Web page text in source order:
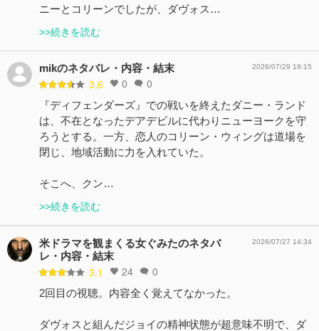
ニーとコリーンでしたが、ダヴォス…
>>続きを読む
mikのネタバレ・内容・結末
3.6 0 0
2026/07/29 19:15
『ディフェンダーズ』での戦いを終えたダニー・ランド
は、不在となったデアデビルに代わりニューヨークを守
ろうとする。一方、恋人のコリーン・ウィングは道場を
閉じ、地域活動に力を入れていた。
そこへ、クン…
>>続きを読む
米ドラマを観まくる女ぐみたのネタバ
レ・内容・結末
3.1 24 0
2026/07/27 14:34
2回目の視聴。内容全く覚えてなかった。
ダヴォスと組んだジョイの精神状態が超意味不明で、ダ